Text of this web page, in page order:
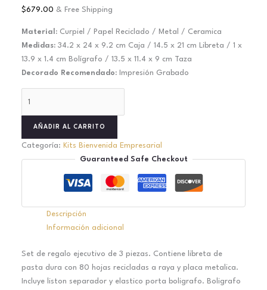
$679.00 & Free Shipping
Material:Curpiel / Papel Reciclado / Metal / Ceramica
Medidas:34.2 x 24 x 9.2 cm Caja / 14.5 x 21 cm Libreta / 1 x
13.9 x 1.4 cm Bolígrafo / 13.5 x 11.4 x 9 cm Taza
Decorado Recomendado:Impresión Grabado
AÑADIR AL CARRITO
Categoría: Kits Bienvenida Empresarial
Guaranteed Safe Checkout
Descripción
Información adicional
Set de regalo ejecutivo de 3 piezas. Contiene libreta de
pasta dura con 80 hojas recicladas a raya y placa metalica.
Incluye liston separador y elastico porta boligrafo. Boligrafo